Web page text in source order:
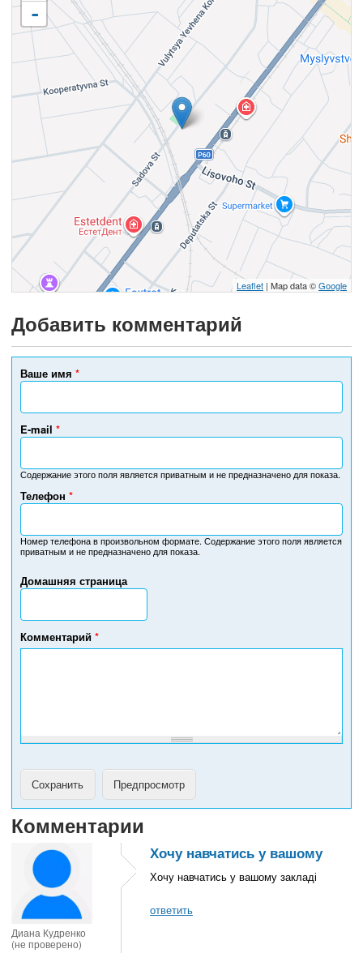
-
Leaflet | Map data ©Google
Добавить комментарий
Ваше имя *
E-mail *
Содержание этого поля является приватным и не предназначено для показа.
Домашняя страница
Телефон *
Н
м
е
т
л
е
ф
Номер телефона в произвольном формате. Содержание этого поля является
приватным и не предназначено для показа.
Комментарий *
Комментарии
Диана Кудренко
(не проверено)
Хочу навчатись у вашому
Хочу навчатись у вашому закладі
ответить